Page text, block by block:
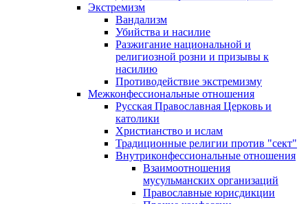
Экстремизм
Вандализм
Убийства и насилие
Разжигание национальной и
религиозной розни и призывы к
насилию
Противодействие экстремизму
Межконфессиональные отношения
Русская Православная Церковь и
католики
Христианство и ислам
Традиционные религии против "сект"
Внутриконфессиональные отношения
Взаимоотношения
мусульманских организаций
Православные юрисдикции